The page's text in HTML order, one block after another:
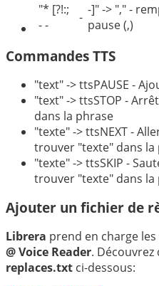
"* [?!:;
- -
- -]" -> "," -
pause (,)
Commandes TTS
"text" -> ttsPAUSE -
"text" -> ttsSTOP -
dans la phrase
"texte" -> ttsNEXT -
trouver "texte" dans la
"texte" -> ttsSKIP -
trouver "texte" dans la
Ajouter un fichier de
Librera prend en charge
@ Voice Reader. Découvrez
replaces.txt ci-dessous: